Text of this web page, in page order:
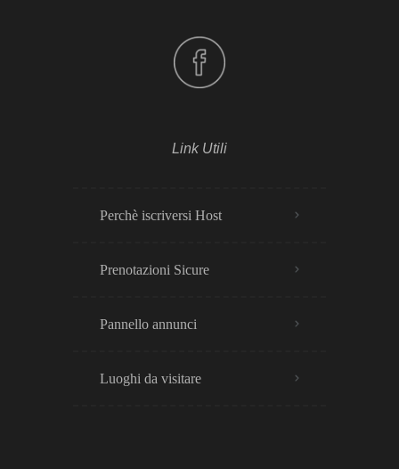
Link Utili
Perchè iscriversi Host
Prenotazioni Sicure
Pannello annunci
Luoghi da visitare